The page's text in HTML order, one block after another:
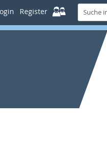
Register
Suche
in
KUPS